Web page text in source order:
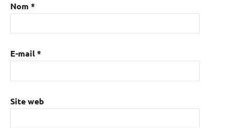
Nom *
E-mail*
Site web